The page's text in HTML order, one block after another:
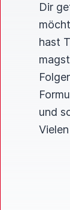
Dir
hast
und